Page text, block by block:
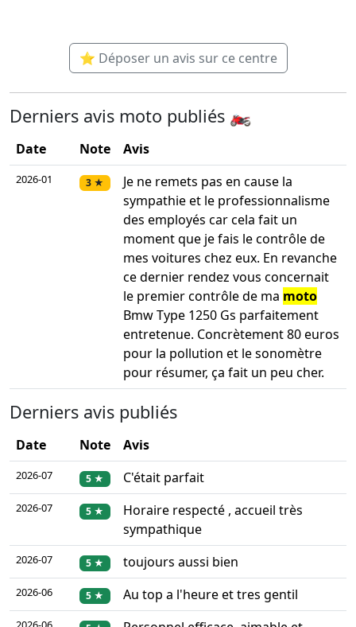
⭐ Déposer un avis sur ce centre
Derniers avis moto publiés 🏍️
Date Note Avis
2026-01 3 ★
Je ne remets pas en cause la
sympathie et le professionnalisme
des employés car cela fait un
moment que je fais le contrôle de
mes voitures chez eux. En revanche
ce dernier rendez vous concernait
le premier contrôle de ma moto
Bmw Type 1250 Gs parfaitement
entretenue. Concrètement 80 euros
pour la pollution et le sonomètre
pour résumer, ça fait un peu cher.
Derniers avis publiés
Date Note Avis
2026-07 5 ★ C'était parfait
2026-07 5 ★
Horaire respecté , accueil très
sympathique
2026-07 5 ★ toujours aussi bien
2026-06 5 ★ Au top a l'heure et tres gentil